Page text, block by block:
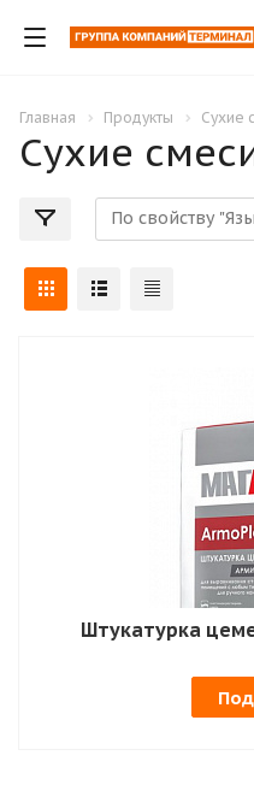
Главная Продукты Сухие
Сухие
Штукатурка